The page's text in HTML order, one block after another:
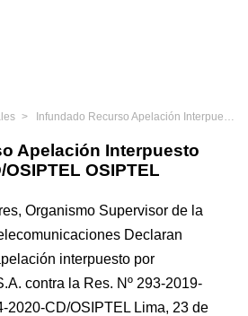
Infundado Recurso Apelación Interpuesto RCD 014-2020-CD/OSIPTEL OSIPTEL
Apelación Interpuesto
OSIPTEL OSIPTEL
Organismo Supervisor de la
Declaran
interpuesto por
contra la Res. Nº 293-2019-
2020-CD/OSIPTEL Lima, 23 de